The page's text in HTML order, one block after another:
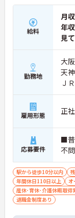
給料
月収
年収
見
勤務地
大
天
Ｊ
雇用形態 正
応募要件
■普
不問
駅から徒歩10分以内
年間休日110日以上
オ
産休･育休･介護休暇取得
退職金制度あり